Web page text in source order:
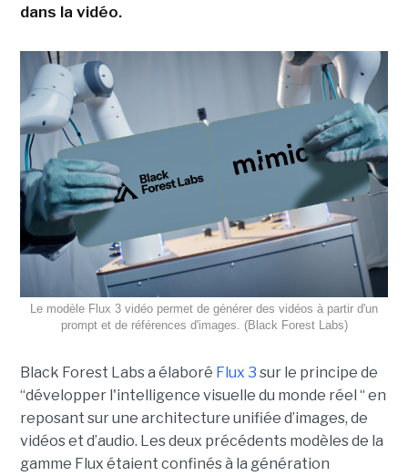
dans la vidéo.
Le modèle Flux 3 vidéo permet de générer des vidéos à partir d'un
prompt et de références d'images. (Black Forest Labs)
Black Forest Labs a élaboré Flux 3 sur le principe de
“développer l'intelligence visuelle du monde réel “ en
reposant sur une architecture unifiée d’images, de
vidéos et d’audio. Les deux précédents modèles de la
gamme Flux étaient confinés à la génération